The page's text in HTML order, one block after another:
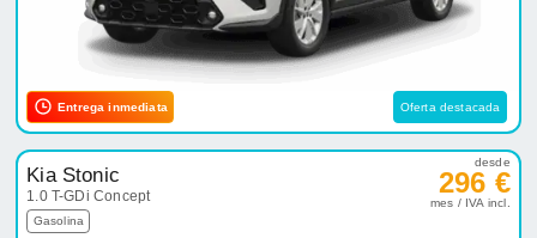
Entrega inmediata Oferta destacada
Kia Stonic
1.0 T-GDi Concept
Gasolina
desde
296 €
mes / IVA incl.